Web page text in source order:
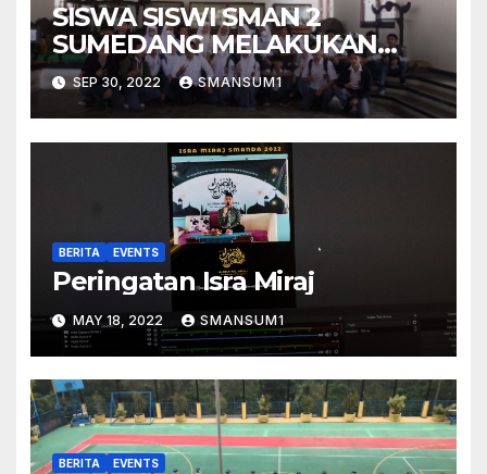
SISWA SISWI SMAN 2
SUMEDANG MELAKUKAN
KUNJUNGAN KESEJARAHAN
SEP 30, 2022 SMANSUM1
BERITA EVENTS
Peringatan Isra Miraj
MAY 18, 2022 SMANSUM1
BERITA EVENTS